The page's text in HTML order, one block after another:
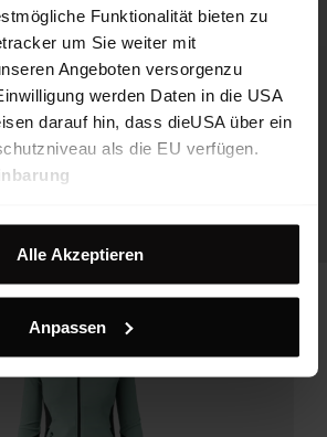
Funktionalität bieten zu
um Sie weiter mit
Angeboten versorgenzu
werden Daten in die USA
darauf hin, dass dieUSA über ein
als die EU verfügen.
Alle Akzeptieren
Anpassen